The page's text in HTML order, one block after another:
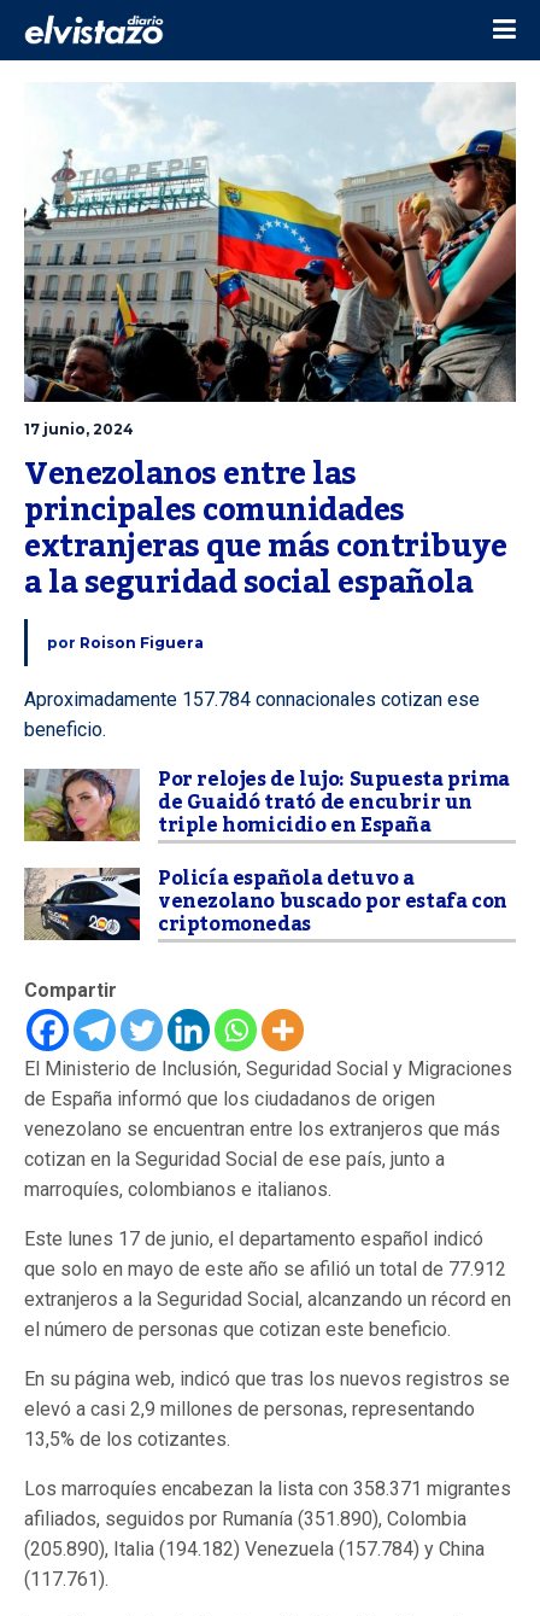
17 junio, 2024
Venezolanos entre las
principales comunidades
extranjeras que más contribuye
a la seguridad social española
por Roison Figuera
Aproximadamente 157.784 connacionales cotizan ese
beneficio.
Por relojes de lujo: Supuesta prima
de Guaidó trató de encubrir un
triple homicidio en España
Policía española detuvo a
venezolano buscado por estafa con
criptomonedas
Compartir
El Ministerio de Inclusión, Seguridad Social y Migraciones
de España informó que los ciudadanos de origen
venezolano se encuentran entre los extranjeros que más
cotizan en la Seguridad Social de ese país, junto a
marroquíes, colombianos e italianos.
Este lunes 17 de junio, el departamento español indicó
que solo en mayo de este año se afilió un total de 77.912
extranjeros a la Seguridad Social, alcanzando un récord en
el número de personas que cotizan este beneficio.
En su página web, indicó que tras los nuevos registros se
elevó a casi 2,9 millones de personas, representando
13,5% de los cotizantes.
Los marroquíes encabezan la lista con 358.371 migrantes
afiliados, seguidos por Rumanía (351.890), Colombia
(205.890), Italia (194.182) Venezuela (157.784) y China
(117.761).